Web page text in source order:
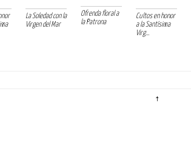
La Soledad con la
Virgen del Mar
Ofrenda floral a
la Patrona
Cultos en honor
a la Santísima
Virg...